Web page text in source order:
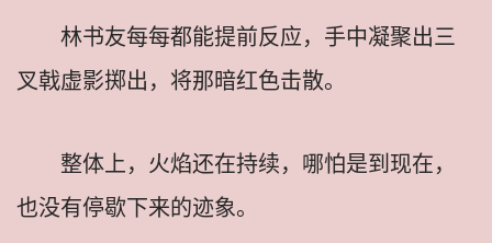
林书友每每都能提前反应，手中凝聚出三
叉戟虚影掷出，将那暗红色击散。
整体上，火焰还在持续，哪怕是到现在，
也没有停歇下来的迹象。